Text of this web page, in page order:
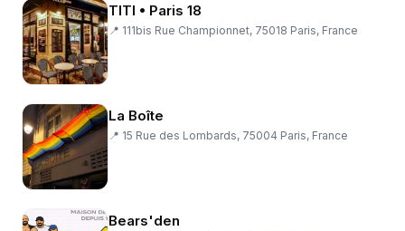
TITI • Paris 18
📍 111bis Rue Championnet, 75018 Paris, France
La Boîte
📍 15 Rue des Lombards, 75004 Paris, France
Bears'den